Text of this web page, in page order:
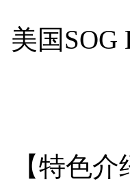
美国
【特色介